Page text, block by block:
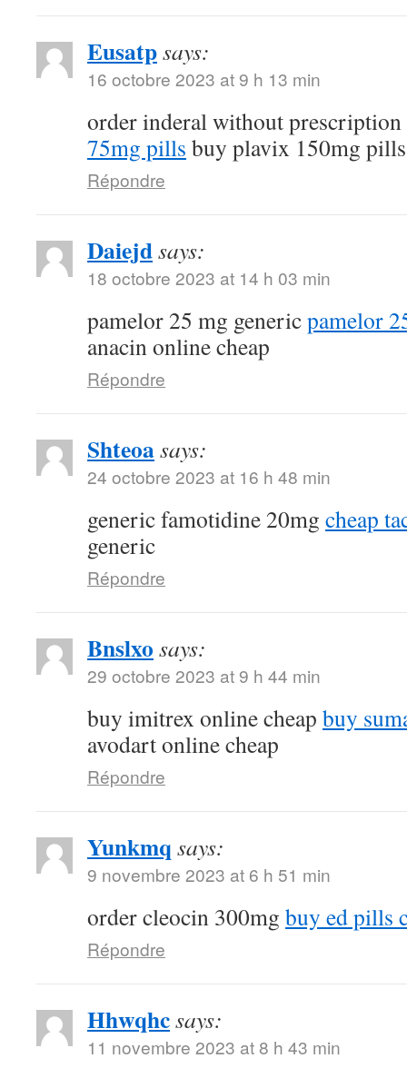
Eusatpsays:
16 octobre 2023 at 9 h 13 min
order inderal without prescription
75mg pills buy plavix 150mg pills
Répondre
Daiejdsays:
18 octobre 2023 at 14 h 03 min
pamelor 25 mg genericpamelor
anacin online cheap
Répondre
Shteoasays:
24 octobre 2023 at 16 h 48 min
generic famotidine 20mg cheap
generic
Répondre
Bnslxo says:
29 octobre 2023 at 9 h 44 min
buy imitrex online cheap buy
avodart online cheap
Répondre
Yunkmq says:
9 novembre 2023 at 6 h 51 min
order cleocin 300mg buy ed pills
Répondre
Hhwqhcsays:
11 novembre 2023 at 8 h 43 min